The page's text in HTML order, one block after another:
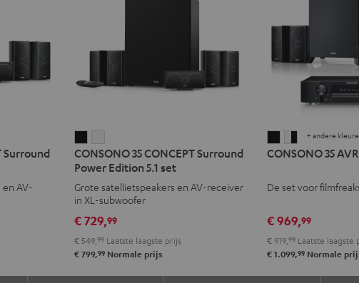
Surround
AV-
35
CONCEPT
Surround
Power
Edition
5.1
set
Zwart
35
CONCEPT
Surround
Power
Edition
5.1
set
Wit
CONSONO 35 CONCEPT Surround
Power Edition 5.1 set
Grote satellietspeakers en AV-receiver
in XL-subwoofer
€ 729,99
€ 549, 99Laatste laagste prijs
€ 799,99Normale prijs
CONSONO
35
"5.1-
Zwart
CONSONO
35
"5.1-
Wit/zwart
+ andere
CONSONO 35
De set voor
€ 969,99
€ 919,99 Laatste laagste
€ 1.099,99 Normale